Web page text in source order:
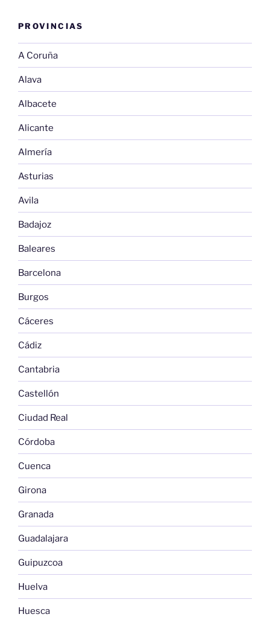
PROVINCIAS
A Coruña
Alava
Albacete
Alicante
Almería
Asturias
Avila
Badajoz
Baleares
Barcelona
Burgos
Cáceres
Cádiz
Cantabria
Castellón
Ciudad Real
Córdoba
Cuenca
Girona
Granada
Guadalajara
Guipuzcoa
Huelva
Huesca